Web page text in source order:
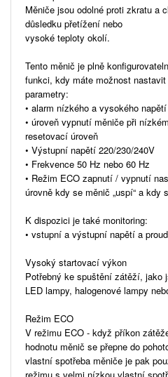
Měniče jsou odolné proti zkratu a
důsledku přetížení nebo
vysoké teploty okolí.
Tento měnič je plně
funkci, kdy máte možnost
parametry:
• alarm nízkého a vysokého
• úroveň vypnutí měniče při
resetovací úroveň
• Výstupní napětí 220/230/240V
• Frekvence 50 Hz nebo 60 Hz
• Režim ECO zapnutí / vypnutí
úrovně kdy se měnič „uspí“ a kdy
K dispozici je také monitoring:
• vstupní a výstupní napětí a
Vysoký startovací výkon
Potřebný ke spuštění zátěží, jako
LED lampy, halogenové lampy
Režim ECO
V režimu ECO - když příkon
hodnotu měnič se přepne do
vlastní spotřeba měniče je pak